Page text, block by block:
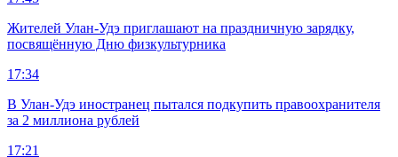
Жителей Улан-Удэ приглашают на праздничную зарядку,
посвящённую Дню физкультурника
17:34
В Улан-Удэ иностранец пытался подкупить правоохранителя
за 2 миллиона рублей
17:21